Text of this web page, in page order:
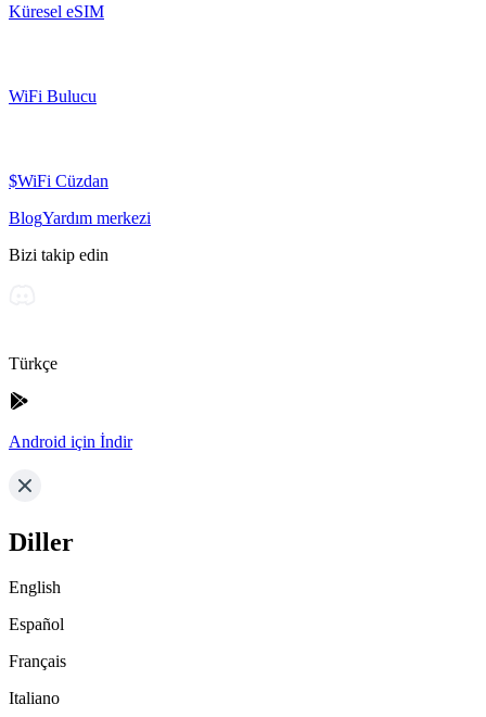
Küresel eSIM
WiFi Bulucu
$WiFi Cüzdan
BlogYardım merkezi
Bizi takip edin
Türkçe
Android için İndir
Diller
English
Español
Français
Italiano